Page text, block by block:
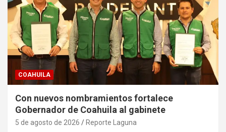
COAHUILA
Con nuevos nombramientos fortalece
Gobernador de Coahuila al gabinete
5 de agosto de 2026 Reporte Laguna